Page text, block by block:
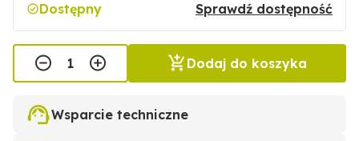
Dostępny Sprawdź dostępność
Dodaj do koszyka
Wsparcie techniczne